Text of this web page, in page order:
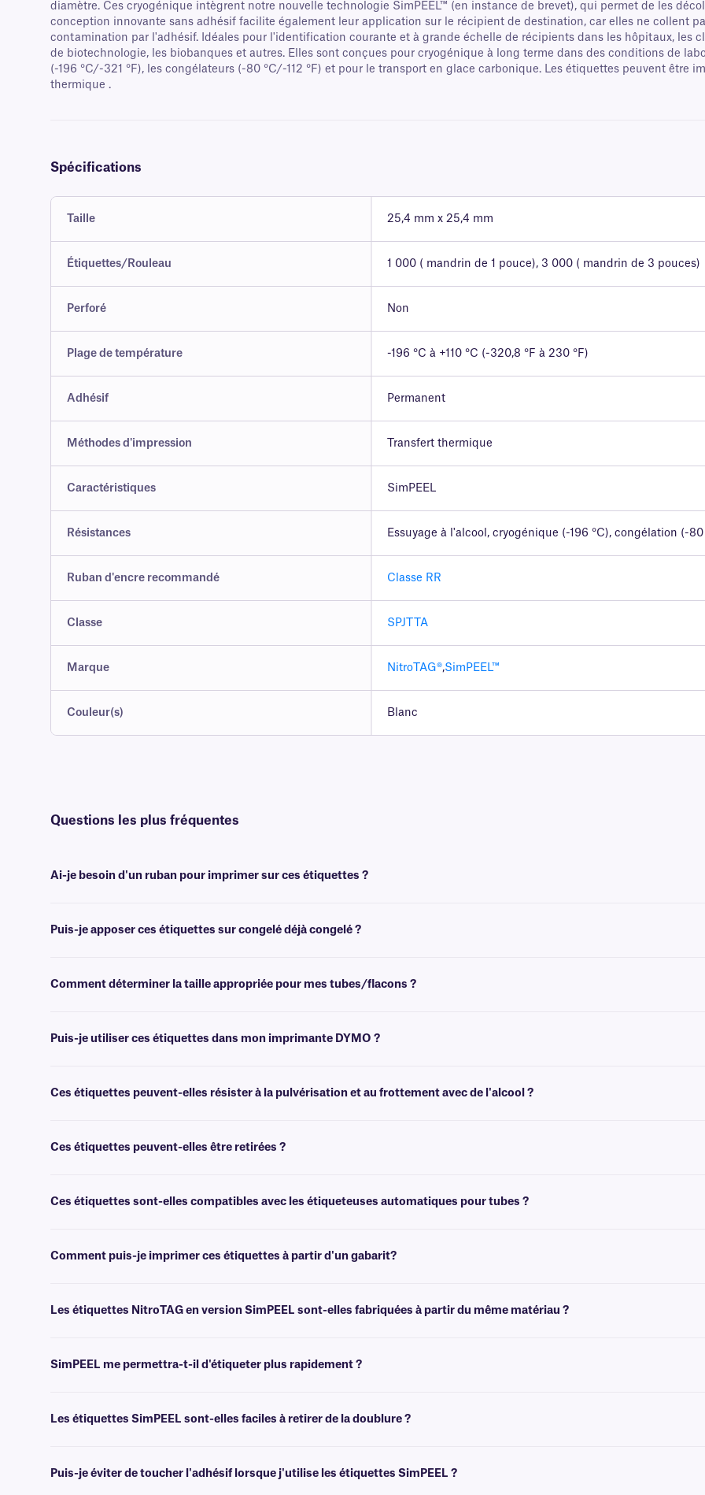
diamètre. Ces cryogénique intègrent notre nouvelle technologie SimPEEL™ (en instance de brevet), qui permet de les
conception innovante sans adhésif facilite également leur application sur le récipient de destination, car elles ne collent
contamination par l'adhésif. Idéales pour l'identification courante et à grande échelle de récipients dans les hôpitaux, les
de biotechnologie, les biobanques et autres. Elles sont conçues pour cryogénique à long terme dans des conditions de
(-196 °C/-321 °F), les congélateurs (-80 °C/-112 °F) et pour le transport en glace carbonique. Les étiquettes peuvent être
thermique .
Spécifications
Taille 25,4 mm x 25,4 mm
Étiquettes/Rouleau 1 000 ( mandrin de 1 pouce), 3 000 ( mandrin de 3 pouces)
Perforé Non
Plage de température -196 °C à +110 °C (-320,8 °F à 230 °F)
Adhésif Permanent
Méthodes d'impression Transfert thermique
Caractéristiques SimPEEL
Résistances Essuyage à l'alcool, cryogénique (-196 °C), congélation (-80
Ruban d'encre recommandé Classe RR
Classe SPJTTA
Marque NitroTAG®,SimPEEL™
Couleur(s) Blanc
Questions les plus fréquentes
Ai-je besoin d'un ruban pour imprimer sur ces étiquettes ?
Puis-je apposer ces étiquettes sur congelé déjà congelé ?
Comment déterminer la taille appropriée pour mes tubes/flacons ?
Puis-je utiliser ces étiquettes dans mon imprimante DYMO ?
Ces étiquettes peuvent-elles résister à la pulvérisation et au frottement avec de l'alcool ?
Ces étiquettes peuvent-elles être retirées ?
Ces étiquettes sont-elles compatibles avec les étiqueteuses automatiques pour tubes ?
Comment puis-je imprimer ces étiquettes à partir d'un gabarit?
Les étiquettes NitroTAG en version SimPEEL sont-elles fabriquées à partir du même matériau ?
SimPEEL me permettra-t-il d'étiqueter plus rapidement ?
Les étiquettes SimPEEL sont-elles faciles à retirer de la doublure ?
Puis-je éviter de toucher l'adhésif lorsque j'utilise les étiquettes SimPEEL ?